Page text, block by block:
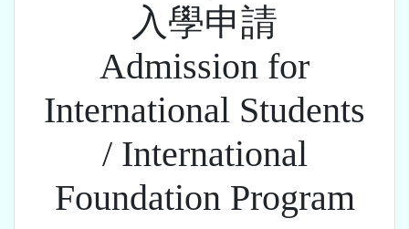
入學申請
Admission for
International Students
/ International
Foundation Program